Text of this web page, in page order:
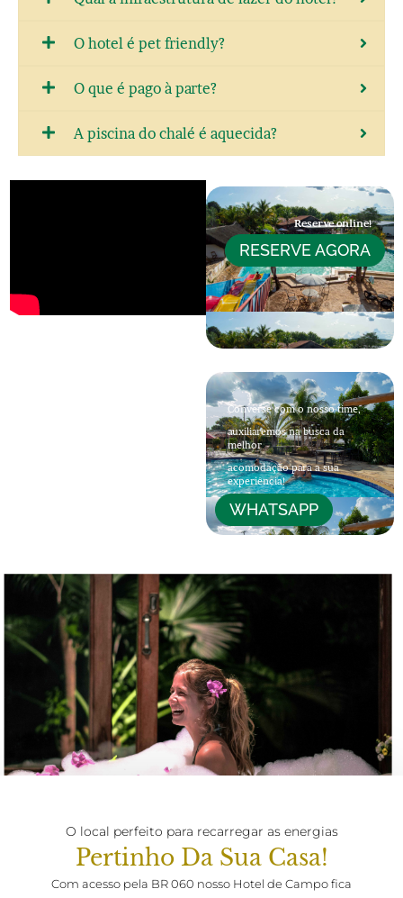
O hotel é pet friendly?
O que é pago à parte?
A piscina do chalé é aquecida?
Reserve online!
RESERVE AGORA
Converse com o nosso time,
auxiliaremos na busca da
melhor
acomodação para a sua
experiência!
WHATSAPP
O local perfeito para recarregar as energias
Pertinho Da Sua Casa!
Com acesso pela BR 060 nosso Hotel de Campo fica